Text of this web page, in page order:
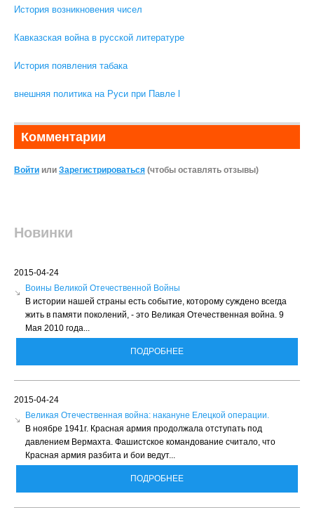
История возникновения чисел
Кавказская война в русской литературе
История появления табака
внешняя политика на Руси при Павле l
Комментарии
Войти или Зарегистрироваться (чтобы оставлять отзывы)
Новинки
2015-04-24
Воины Великой Отечественной Войны
В истории нашей страны есть событие, которому суждено всегда
жить в памяти поколений, - это Великая Отечественная война. 9
Мая 2010 года...
ПОДРОБНЕЕ
2015-04-24
Великая Отечественная война: накануне Елецкой операции.
В ноябре 1941г. Красная армия продолжала отступать под
давлением Вермахта. Фашистское командование считало, что
Красная армия разбита и бои ведут...
ПОДРОБНЕЕ